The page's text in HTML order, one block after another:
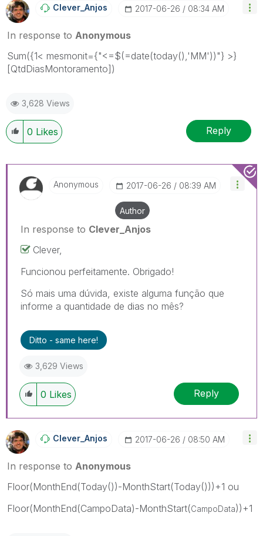
Clever_Anjos ‎2017-06-26 08:34 AM
In response to Anonymous
Sum({1< mesmonit={"<=$(=date(today(),'MM'))"} >}
[QtdDiasMontoramento])
3,628 Views
0 Likes Reply
Anonymous ‎2017-06-26 08:39 AM
Author
In response to Clever_Anjos
Clever,
Funcionou perfeitamente. Obrigado!
Só mais uma dúvida, existe alguma função que
informe a quantidade de dias no mês?
Ditto - same here!
3,629 Views
0 Likes Reply
Clever_Anjos ‎2017-06-26 08:50 AM
In response to Anonymous
Floor(MonthEnd(Today())-MonthStart(Today()))+1 ou
Floor(MonthEnd(CampoData)-MonthStart(CampoData))+1